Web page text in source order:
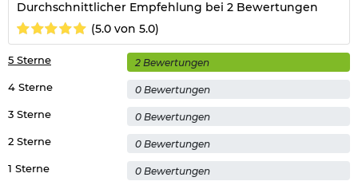
Durchschnittlicher Empfehlung bei 2 Bewertungen
(5.0 von 5.0)
1 Sterne 0 Bewertungen
2 Sterne 0 Bewertungen
3 Sterne 0 Bewertungen
4 Sterne 0 Bewertungen
5 Sterne 2 Bewertungen